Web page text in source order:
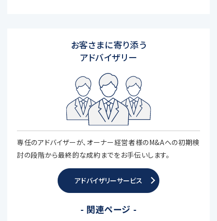
お客さまに寄り添う
アドバイザリー
専任のアドバイザーが、オーナー経営者様のM&Aへの初期検
討の段階から最終的な成約までをお手伝いします。
アドバイザリーサービス
- 関連ページ -